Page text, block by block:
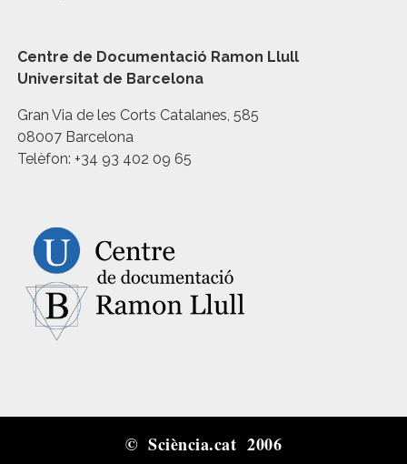
Centre de Documentació Ramon Llull
Universitat de Barcelona
Gran Via de les Corts Catalanes, 585
08007 Barcelona
Telèfon: +34 93 402 09 65
© Sciència.cat 2006